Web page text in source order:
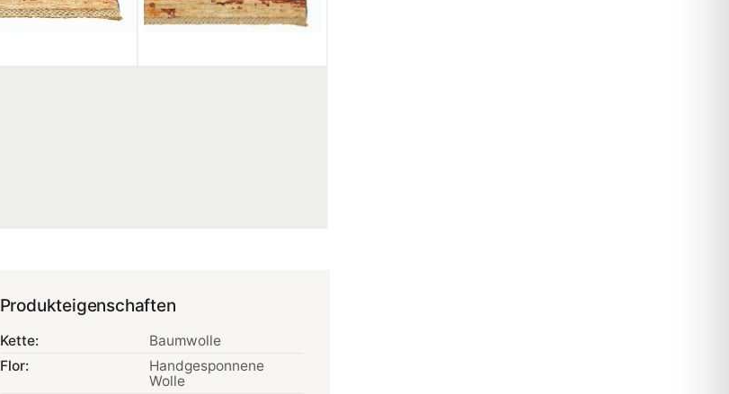
Produkteigenschaften
Kette:
Baumwolle
Flor:
Handgesponnene
Wolle